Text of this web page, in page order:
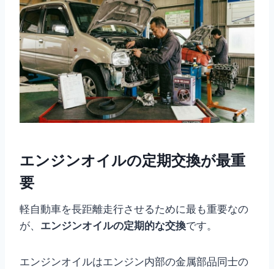
エンジンオイルの定期交換が最重
要
軽自動車を長距離走行させるために最も重要なの
が、 エンジンオイルの定期的な交換です。
エンジンオイルはエンジン内部の金属部品同士の